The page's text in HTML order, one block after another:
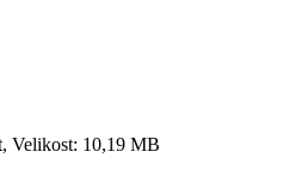
Velikost: 10,19 MB